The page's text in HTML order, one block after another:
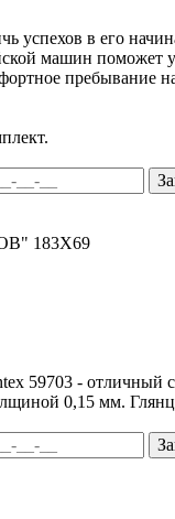
успехов в его
машин поможет
пребывание
183Х69
59703 - отличный
0,15 мм.